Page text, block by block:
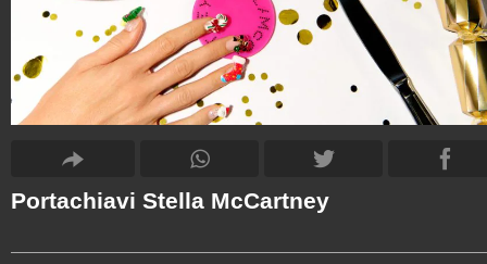
Portachiavi Stella McCartney